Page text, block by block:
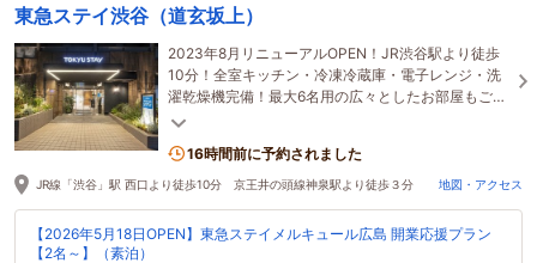
東急ステイ渋谷（道玄坂上）
2023年8月リニューアルOPEN！JR渋谷駅より徒歩
10分！全室キッチン・冷凍冷蔵庫・電子レンジ・洗
濯乾燥機完備！最大6名用の広々としたお部屋もご用
意しております。
16時間前に予約されました
JR線「渋谷」駅 西口より徒歩10分 京王井の頭線神泉駅より徒歩３分 地図・アクセス
【2026年5月18日OPEN】東急ステイメルキュール広島 開業応援プラン
【2名～】（素泊）